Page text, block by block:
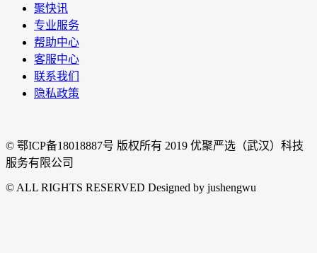
聚快讯
专业服务
帮助中心
客服中心
联系我们
隐私政策
© 鄂ICP备18018887号 版权所有 2019 优聚严选（武汉）科技
服务有限公司
© ALL RIGHTS RESERVED Designed by jushengwu